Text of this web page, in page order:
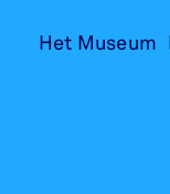
Het Museum